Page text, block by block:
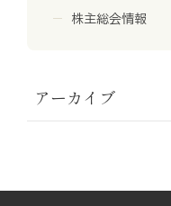
株主総会情報
アーカイブ